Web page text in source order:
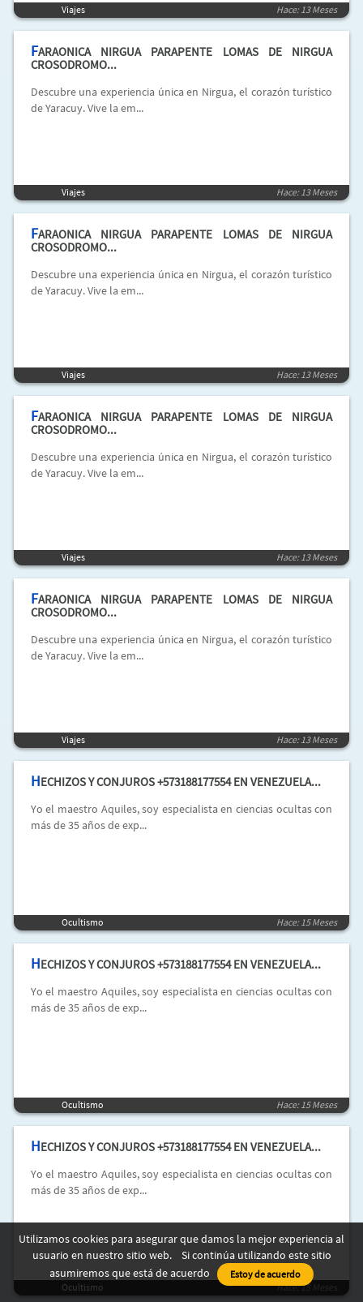
Viajes Hace: 13 Meses
FARAONICA NIRGUA PARAPENTE LOMAS DE NIRGUA
CROSODROMO...
Descubre una experiencia única en Nirgua, el corazón turístico
de Yaracuy. Vive la em...
Viajes Hace: 13 Meses
FARAONICA NIRGUA PARAPENTE LOMAS DE NIRGUA
CROSODROMO...
Descubre una experiencia única en Nirgua, el corazón turístico
de Yaracuy. Vive la em...
Viajes Hace: 13 Meses
FARAONICA NIRGUA PARAPENTE LOMAS DE NIRGUA
CROSODROMO...
Descubre una experiencia única en Nirgua, el corazón turístico
de Yaracuy. Vive la em...
Viajes Hace: 13 Meses
FARAONICA NIRGUA PARAPENTE LOMAS DE NIRGUA
CROSODROMO...
Descubre una experiencia única en Nirgua, el corazón turístico
de Yaracuy. Vive la em...
Viajes Hace: 13 Meses
HECHIZOS Y CONJUROS +573188177554 EN VENEZUELA...
Yo el maestro Aquiles, soy especialista en ciencias ocultas con
más de 35 años de exp...
Ocultismo Hace: 15 Meses
HECHIZOS Y CONJUROS +573188177554 EN VENEZUELA...
Yo el maestro Aquiles, soy especialista en ciencias ocultas con
más de 35 años de exp...
Ocultismo Hace: 15 Meses
HECHIZOS Y CONJUROS +573188177554 EN VENEZUELA...
Yo el maestro Aquiles, soy especialista en ciencias ocultas con
más de 35 años de exp...
Ocultismo Hace: 15 Meses
Utilizamos cookies para asegurar que damos la mejor experiencia al
usuario en nuestro sitio web. Si continúa utilizando este sitio
asumiremos que está de acuerdo
Estoy de acuerdo